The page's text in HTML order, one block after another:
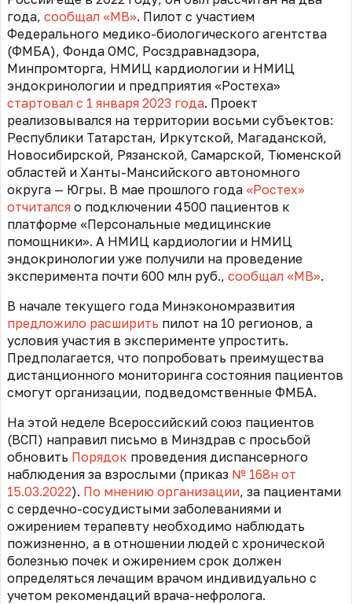
года, сообщал «МВ». Пилот с участием
Федерального медико-биологического агентства
(ФМБА), Фонда ОМС, Росздравнадзора,
Минпромторга, НМИЦ кардиологии и НМИЦ
эндокринологии и предприятия «Ростеха»
стартовал с 1 января 2023 года. Проект
реализовывался на территории восьми субъектов:
Республики Татарстан, Иркутской, Магаданской,
Новосибирской, Рязанской, Самарской, Тюменской
областей и Ханты-Мансийского автономного
округа — Югры. В мае прошлого года «Ростех»
отчитался о подключении 4500 пациентов к
платформе «Персональные медицинские
помощники». А НМИЦ кардиологии и НМИЦ
эндокринологии уже получили на проведение
эксперимента почти 600 млн руб., сообщал «МВ».
В начале текущего года Минэкономразвития
предложило расширить пилот на 10 регионов, а
условия участия в эксперименте упростить.
Предполагается, что попробовать преимущества
дистанционного мониторинга состояния пациентов
смогут организации, подведомственные ФМБА.
На этой неделе Всероссийский союз пациентов
(ВСП) направил письмо в Минздрав с просьбой
обновить Порядок проведения диспансерного
наблюдения за взрослыми (приказ № 168н от
15.03.2022). По мнению организации, за пациентами
с сердечно-сосудистыми заболеваниями и
ожирением терапевту необходимо наблюдать
пожизненно, а в отношении людей с хронической
болезнью почек и ожирением срок должен
определяться лечащим врачом индивидуально с
учетом рекомендаций врача-нефролога.